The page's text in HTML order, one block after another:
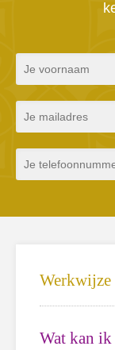
Werkwijze
Wat kan ik